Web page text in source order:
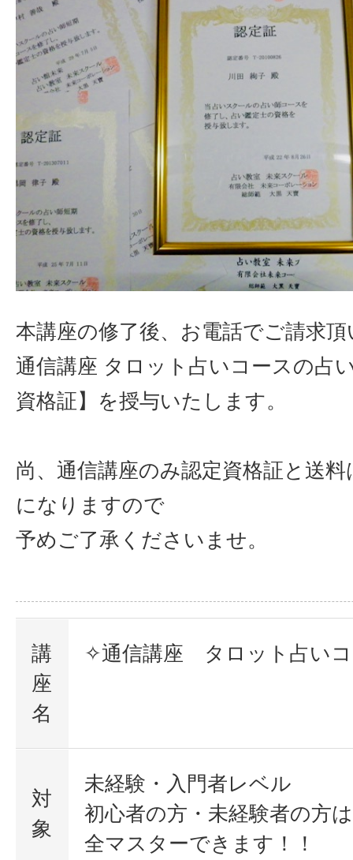
本講座の修了後、お電話でご請求
通信講座 タロット占いコースの占
資格証】を授与いたします。
尚、通信講座のみ認定資格証と送
になりますので
予めご了承くださいませ。
講
座
名
✧通信講座 タロット占い
対
象
未経験・入門者レベル
初心者の方・未経験者の方
全マスターできます！！